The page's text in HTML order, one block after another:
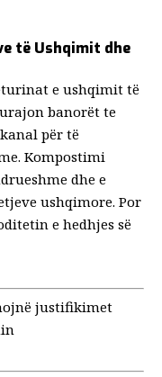
të Ushqimit dhe
e ushqimit të
banorëtte
për të
Kompostimi
dhe e
ushqimore. Por
e hedhjes së
justifikimet